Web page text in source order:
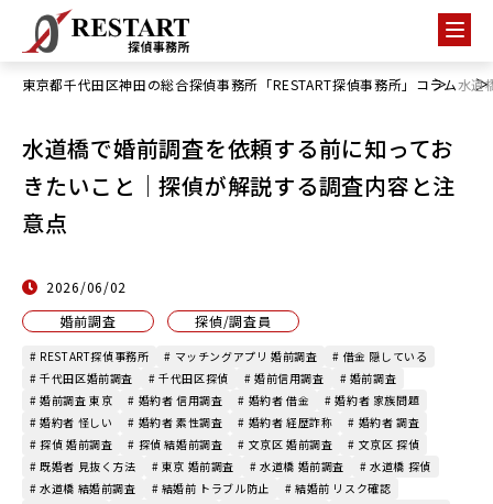
東京都千代田区神田の総合探偵事務所「RESTART探偵事務所」 コラム水道
水道橋で婚前調査を依頼する前に知ってお
きたいこと｜探偵が解説する調査内容と注
意点
2026/06/02
婚前調査
探偵/調査員
# RESTART探偵事務所 # マッチングアプリ 婚前調査
# 借金 隠している
# 千代田区婚前調査
# 千代田区探偵 # 婚前信用調査
# 婚前調査
# 婚前調査 東京
# 婚約者 信用調査 # 婚約者 借金
# 婚約者 家族問題
# 婚約者 怪しい
# 婚約者 素性調査 # 婚約者 経歴詐称
# 婚約者 調査
# 探偵 婚前調査
# 探偵 結婚前調査 # 文京区 婚前調査
# 文京区 探偵
# 既婚者 見抜く方法
# 東京 婚前調査 # 水道橋 婚前調査
# 水道橋 探偵
# 水道橋 結婚前調査
# 結婚前 トラブル防止
# 結婚前 リスク確認